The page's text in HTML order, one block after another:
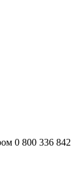
0 800 336 842